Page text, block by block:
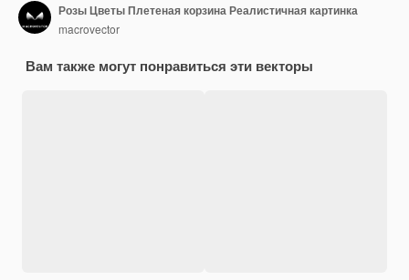
Розы Цветы Плетеная корзина Реалистичная картинка
macrovector
Вам также могут понравиться эти векторы